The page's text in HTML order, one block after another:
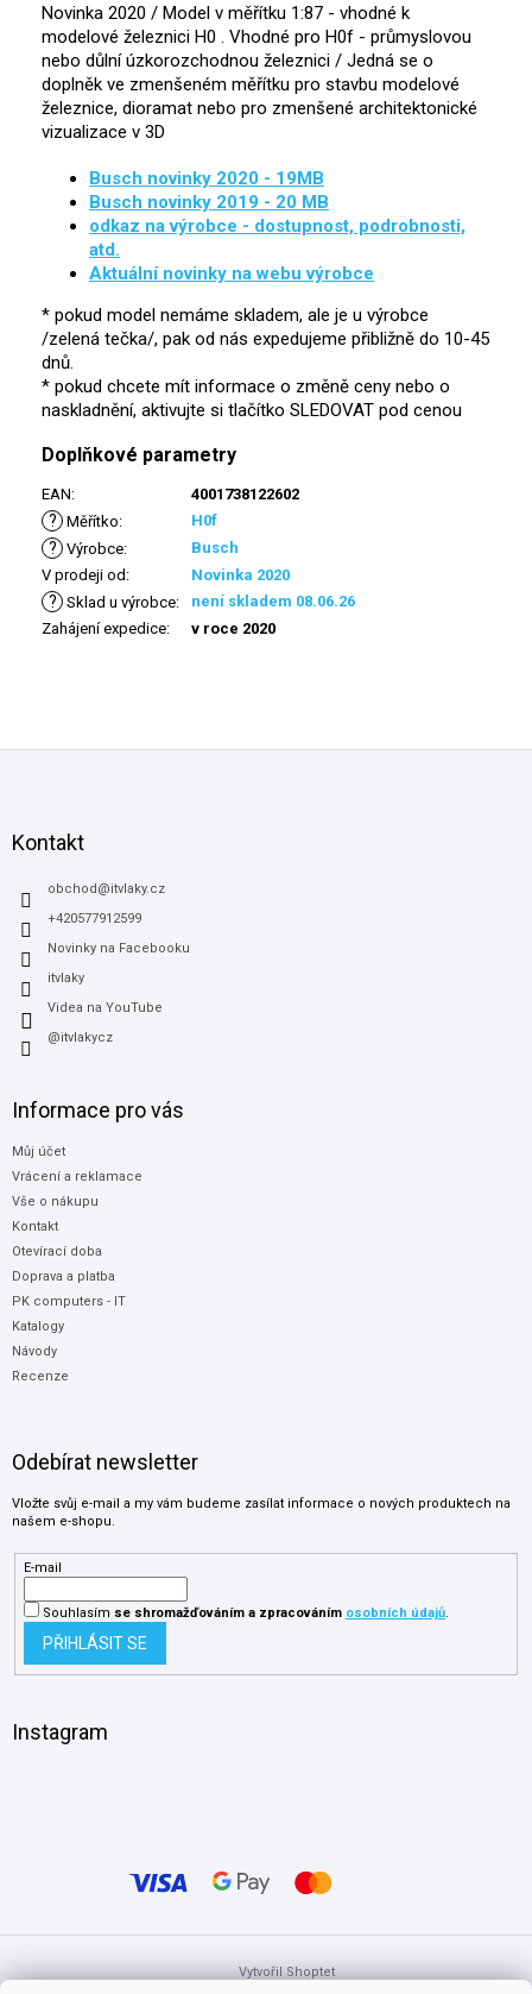
Novinka 2020 / Model v měřítku 1:87 - vhodné k
modelové železnici H0 . Vhodné pro H0f - průmyslovou
nebo důlní úzkorozchodnou železnici / Jedná se o
doplněk ve zmenšeném měřítku pro stavbu modelové
železnice, dioramat nebo pro zmenšené architektonické
vizualizace v 3D
Busch novinky 2020 - 19MB
Busch novinky 2019 - 20 MB
odkaz na výrobce - dostupnost, podrobnosti,
atd.
Aktuální novinky na webu výrobce
* pokud model nemáme skladem, ale je u výrobce
/zelená tečka/, pak od nás expedujeme přibližně do 10-45
dnů.
* pokud chcete mít informace o změně ceny nebo o
naskladnění, aktivujte si tlačítko SLEDOVAT pod cenou
Doplňkové parametry
EAN: 4001738122602
? Měřítko: H0f
? Výrobce:
Busch
V prodeji od : Novinka 2020
? Sklad u výrobce:
není skladem 08.06.26
Zahájení expedice: v roce 2020
Kontakt
obchod@itvlaky.cz
+420577912599
Novinky na Facebooku
itvlaky
Videa na YouTube
@itvlakycz
Informace pro vás
Můj účet
Vrácení a reklamace
Vše o nákupu
Kontakt
Otevírací doba
Doprava a platba
PK computers - IT
Katalogy
Návody
Recenze
Odebírat newsletter
Vložte svůj e-mail a my vám budeme zasílat informace o nových produktech na
našem e-shopu.
E-mail
Souhlasím se shromažďováníma zpracováním osobních údajů.
PŘIHLÁSIT SE
Instagram
Vytvořil Shoptet